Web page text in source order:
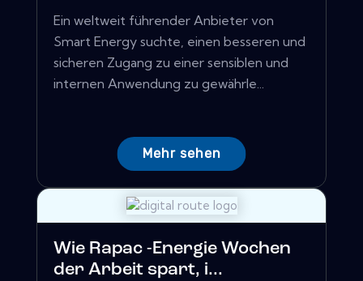
Ein weltweit führender Anbieter von
Smart Energy suchte, einen besseren und
sicheren Zugang zu einer sensiblen und
internen Anwendung zu gewährle...
Mehr sehen
Wie Rapac -Energie Wochen
der Arbeit spart, i...